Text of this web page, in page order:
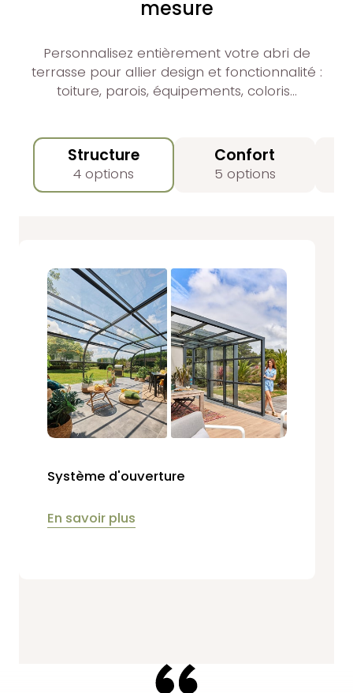
mesure
Personnalisez entièrement votre abri de
terrasse pour allier design et fonctionnalité :
toiture, parois, équipements, coloris…
Structure
4 options
Confort
5 options
Système d'ouverture
En savoir plus